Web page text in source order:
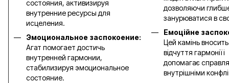
состояния, активизируя
внутренние ресурсы для
исцеления.
Эмоциональное заспокоение:
Агат помогает достичь
внутренней гармонии,
стабилизируя эмоциональное
состояние.
дозволяючи
занурюватися в
Емоційне
Цей камінь вносить
відчуття гармонії і
допомагає
внутрішніми